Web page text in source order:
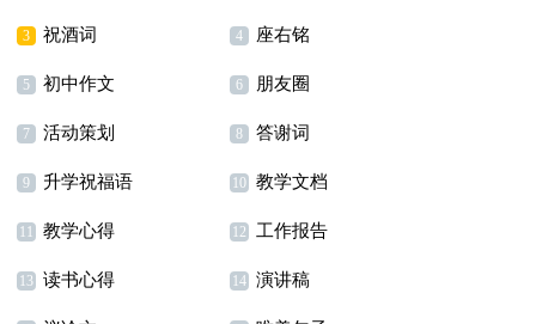
3 祝酒词 4 座右铭
5 初中作文 6 朋友圈
7 活动策划 8 答谢词
9 升学祝福语 10 教学文档
11 教学心得 12 工作报告
13 读书心得 14 演讲稿